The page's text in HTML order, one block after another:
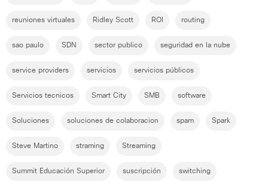
reuniones virtuales Ridley Scott ROI routing
sao paulo SDN sector publico seguridad en la nube
service providers servicios servicios públicos
Servicios tecnicos Smart City SMB software
Soluciones soluciones de colaboracion spam Spark
Steve Martino straming Streaming
Summit Educación Superior suscripción switching